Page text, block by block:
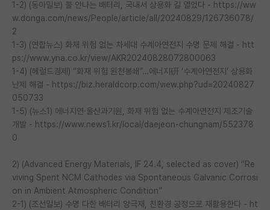
1-2) (동아일보) 불 안나는 배터리, 국내서 상용화 길 열었다 - https://ww
w.donga.com/news/People/article/all/20240829/126736078/
2
1-3) (연합뉴스) 화재 위험 없는 차세대 수계아연전지 수명 문제 해결 - htt
ps://www.yna.co.kr/view/AKR20240828072800063
1-4) (헤럴드경제) “화재 위험 원천봉쇄”…에너지硏 ‘수계아연전지’ 상용화
난제 해결 - https://biz.heraldcorp.com/view.php?ud=20240827
050733
1-5) (뉴스1) 에너지연·울산과기원, 화재 위험 없는 수계아연전지 제조기술
개발 - https://www.news1.kr/local/daejeon-chungnam/552378
0
2) (Advanced Energy Materials, IF 24.4, selected as cover) “Re
viving Spent NCM Cathodes via Spontaneous Galvanic Corrosi
on in Ambient Atmospheric Condition”
2-1) (조선일보) 수명 다한 배터리 양극재, 친환경 공정으로 재활용한다 - ht